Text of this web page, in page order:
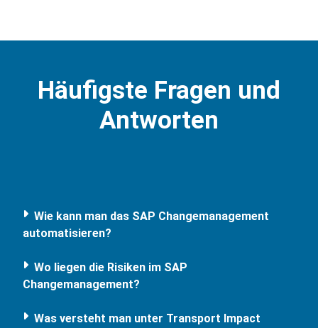
Häufigste Fragen und
Antworten
Wie kann man das SAP Changemanagement
automatisieren?
Wo liegen die Risiken im SAP
Changemanagement?
Was versteht man unter Transport Impact